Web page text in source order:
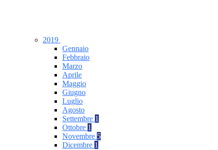
2019
Gennaio
Febbraio
Marzo
Aprile
Maggio
Giugno
Luglio
Agosto
Settembre 1
Ottobre 1
Novembre 5
Dicembre 1